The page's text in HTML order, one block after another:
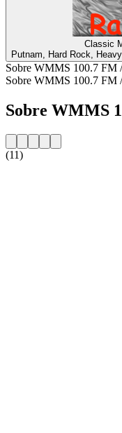
Classic
Putnam, Hard Rock,
Sobre WMMS 100.7 FM
Sobre WMMS 100.7 FM
Sobre WMMS
(11)